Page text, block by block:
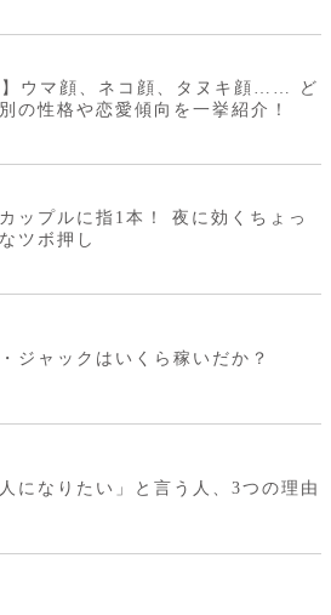
】ウマ顔、ネコ顔、タヌキ顔…… ど
の性格や恋愛傾向を一挙紹介！
ップルに指1本！ 夜に効くちょっ
ツボ押し
ジャックはいくら稼いだか？
になりたい」と言う人、3つの理由